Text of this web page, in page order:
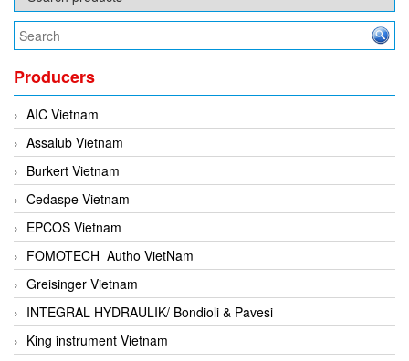
Producers
AIC Vietnam
Assalub Vietnam
Burkert Vietnam
Cedaspe Vietnam
EPCOS Vietnam
FOMOTECH_Autho VietNam
Greisinger Vietnam
INTEGRAL HYDRAULIK/ Bondioli & Pavesi
King instrument Vietnam